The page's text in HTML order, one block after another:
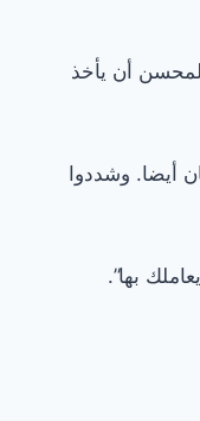
أن يأخذ
أيضا. وشددوا
بها”.